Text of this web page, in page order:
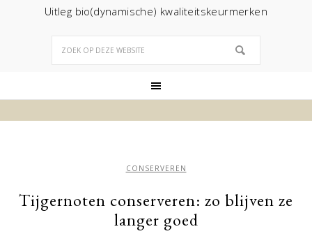
Uitleg bio(dynamische) kwaliteitskeurmerken
CONSERVEREN
Tijgernoten conserveren: zo blijven ze
langer goed